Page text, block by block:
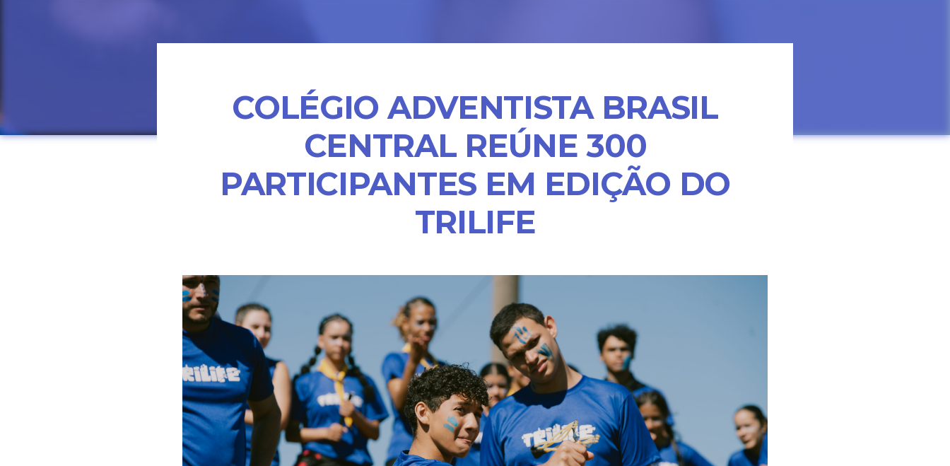
COLÉGIO ADVENTISTA BRASIL
CENTRAL REÚNE 300
PARTICIPANTES EM EDIÇÃO DO
TRILIFE